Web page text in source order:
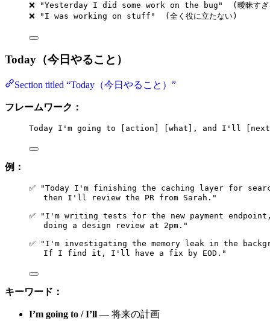
❌ "Yesterday I did some work on the bug"  (曖昧すぎ
❌ "I was working on stuff"  (全く役に立たない)
Today（今日やること）
Section titled “Today（今日やること）”
フレームワーク：
Today I'm going to [action] [what], and I'll
例：
✅ "Today I'm finishing the caching layer for
then I'll review the PR from Sarah."
✅ "I'm writing tests for the new payment
doing a design review at 2pm."
✅ "I'm investigating the memory leak in the
If I find it, I'll have a fix by EOD."
キーワード：
I’m going to / I’ll — 将来の計画